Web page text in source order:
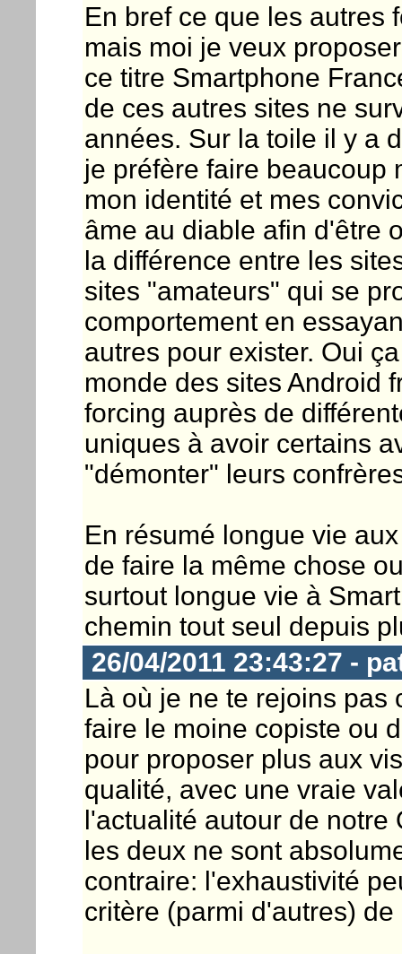
En bref ce que les autres
mais moi je veux
ce titre Smartphone
de ces autres sites ne
années. Sur la toile il y a
je préfère faire beaucoup
mon identité et mes
âme au diable afin d'être
la différence entre les
sites "amateurs" qui se
comportement en
autres pour exister. Oui
monde des sites Android
forcing auprès de
uniques à avoir certains
"démonter" leurs
En résumé longue vie
de faire la même chose
surtout longue vie à
chemin tout seul depuis
26/04/2011 23:43:27 -
Là où je ne te rejoins pas
faire le moine copiste ou
pour proposer plus aux
qualité, avec une vraie
l'actualité autour de notre
les deux ne sont
contraire: l'exhaustivité
critère (parmi d'autres) de